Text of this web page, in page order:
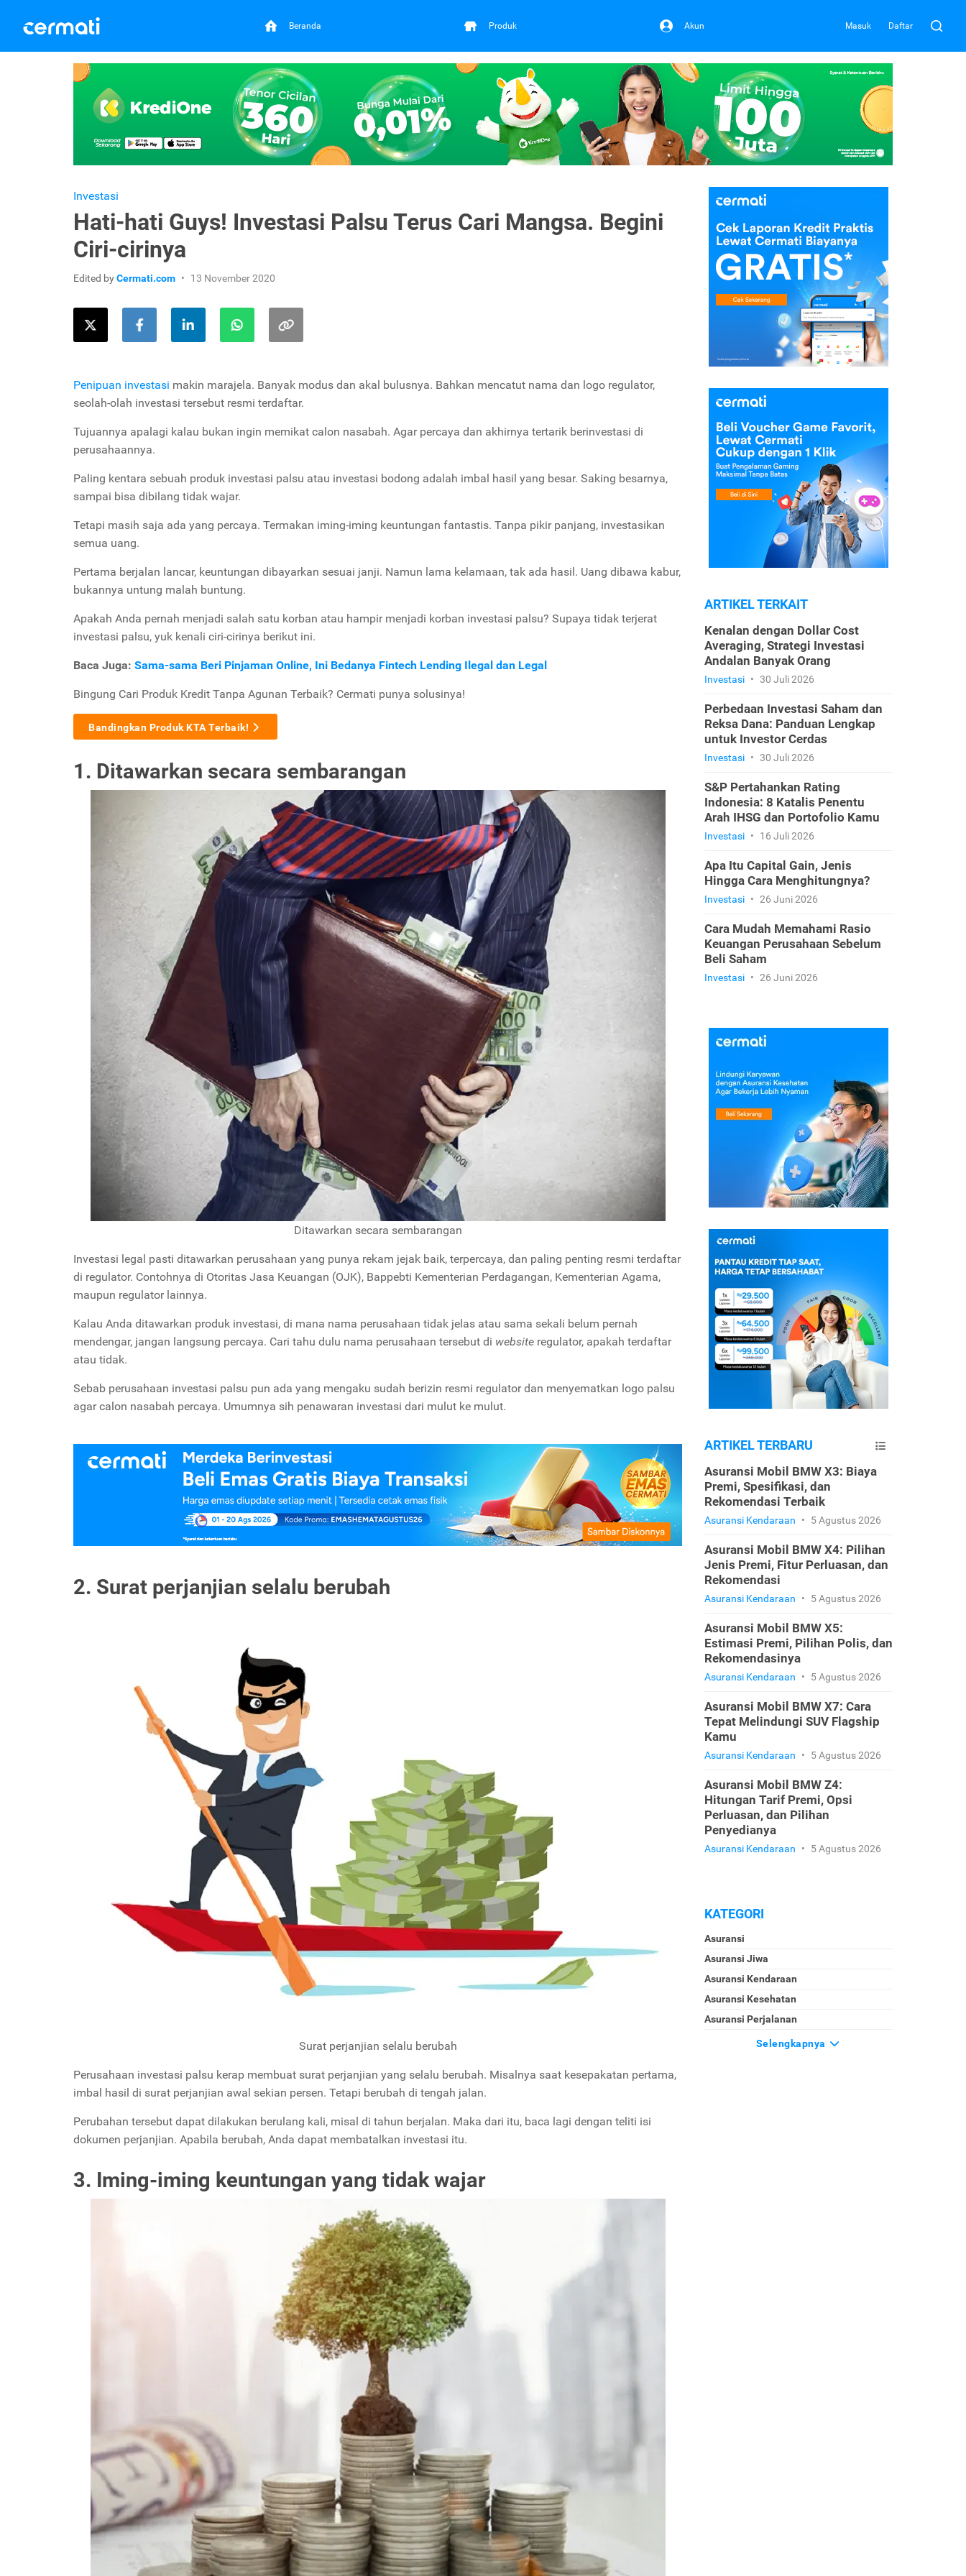
Beranda Produk Akun Masuk Daftar
Investasi
Hati-hati Guys! Investasi Palsu Terus Cari Mangsa. Begini
Ciri-cirinya
Edited byCermati.com 13 November 2020
Penipuan investasi makin marajela. Banyak modus dan akal bulusnya. Bahkan mencatut nama dan logo regulator,
seolah-olah investasi tersebut resmi terdaftar.
Tujuannya apalagi kalau bukan ingin memikat calon nasabah. Agar percaya dan akhirnya tertarik berinvestasi di
perusahaannya.
Paling kentara sebuah produk investasi palsu atau investasi bodong adalah imbal hasil yang besar. Saking besarnya,
sampai bisa dibilang tidak wajar.
Tetapi masih saja ada yang percaya. Termakan iming-iming keuntungan fantastis. Tanpa pikir panjang, investasikan
semua uang.
Pertama berjalan lancar, keuntungan dibayarkan sesuai janji. Namun lama kelamaan, tak ada hasil. Uang dibawa kabur,
bukannya untung malah buntung.
Apakah Anda pernah menjadi salah satu korban atau hampir menjadi korban investasi palsu? Supaya tidak terjerat
investasi palsu, yuk kenali ciri-cirinya berikut ini.
Baca Juga: Sama-sama Beri Pinjaman Online, Ini Bedanya Fintech Lending Ilegal dan Legal
Bingung Cari Produk Kredit Tanpa Agunan Terbaik? Cermati punya solusinya!
Bandingkan Produk KTA Terbaik!
1. Ditawarkan secara sembarangan
Ditawarkan secara sembarangan
Investasi legal pasti ditawarkan perusahaan yang punya rekam jejak baik, terpercaya, dan paling penting resmi terdaftar
di regulator. Contohnya di Otoritas Jasa Keuangan (OJK), Bappebti Kementerian Perdagangan, Kementerian Agama,
maupun regulator lainnya.
Kalau Anda ditawarkan produk investasi, di mana nama perusahaan tidak jelas atau sama sekali belum pernah
mendengar, jangan langsung percaya. Cari tahu dulu nama perusahaan tersebut di website regulator, apakah terdaftar
atau tidak.
Sebab perusahaan investasi palsu pun ada yang mengaku sudah berizin resmi regulator dan menyematkan logo palsu
agar calon nasabah percaya. Umumnya sih penawaran investasi dari mulut ke mulut.
2. Surat perjanjian selalu berubah
Surat perjanjian selalu berubah
Perusahaan investasi palsu kerap membuat surat perjanjian yang selalu berubah. Misalnya saat kesepakatan pertama,
imbal hasil di surat perjanjian awal sekian persen. Tetapi berubah di tengah jalan.
Perubahan tersebut dapat dilakukan berulang kali, misal di tahun berjalan. Maka dari itu, baca lagi dengan teliti isi
dokumen perjanjian. Apabila berubah, Anda dapat membatalkan investasi itu.
3. Iming-iming keuntungan yang tidak wajar
ARTIKEL TERKAIT
Kenalan dengan Dollar Cost
Averaging, Strategi Investasi
Andalan Banyak Orang
Investasi • 30 Juli 2026
Perbedaan Investasi Saham dan
Reksa Dana: Panduan Lengkap
untuk Investor Cerdas
Investasi • 30 Juli 2026
S&P Pertahankan Rating
Indonesia: 8 Katalis Penentu
Arah IHSG dan Portofolio Kamu
Investasi • 16 Juli 2026
Apa Itu Capital Gain, Jenis
Hingga Cara Menghitungnya?
Investasi • 26 Juni 2026
Cara Mudah Memahami Rasio
Keuangan Perusahaan Sebelum
Beli Saham
Investasi • 26 Juni 2026
ARTIKEL TERBARU
Asuransi Mobil BMW X3: Biaya
Premi, Spesifikasi, dan
Rekomendasi Terbaik
Asuransi Kendaraan • 5 Agustus 2026
Asuransi Mobil BMW X4: Pilihan
Jenis Premi, Fitur Perluasan, dan
Rekomendasi
Asuransi Kendaraan • 5 Agustus 2026
Asuransi Mobil BMW X5:
Estimasi Premi, Pilihan Polis, dan
Rekomendasinya
Asuransi Kendaraan • 5 Agustus 2026
Asuransi Mobil BMW X7: Cara
Tepat Melindungi SUV Flagship
Kamu
Asuransi Kendaraan • 5 Agustus 2026
Asuransi Mobil BMW Z4:
Hitungan Tarif Premi, Opsi
Perluasan, dan Pilihan
Penyedianya
Asuransi Kendaraan • 5 Agustus 2026
KATEGORI
Asuransi
Asuransi Jiwa
Asuransi Kendaraan
Asuransi Kesehatan
Asuransi Perjalanan
Selengkapnya